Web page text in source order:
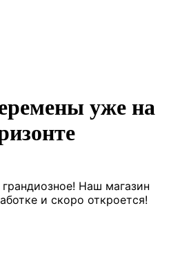
уже на
Наш магазин
и скоро откроется!